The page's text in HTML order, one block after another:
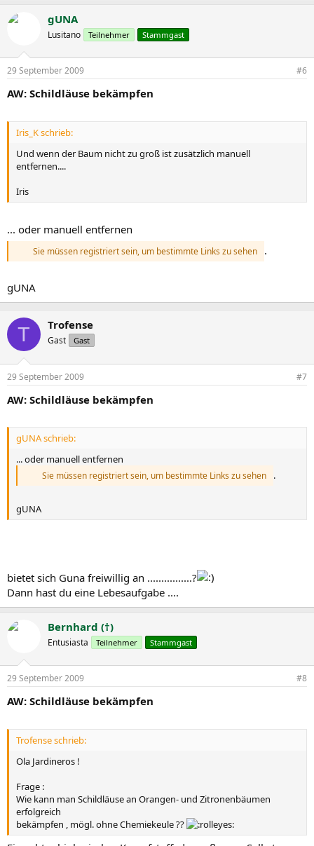
gUNA
Lusitano Teilnehmer Stammgast
29 September 2009 #6
AW: Schildläuse bekämpfen
Iris_K schrieb:
Und wenn der Baum nicht zu groß ist zusätzlich manuell
entfernen....
Iris
... oder manuell entfernen
Sie müssen registriert sein, um bestimmte Links zu sehen .
gUNA
T Trofense
Gast Gast
29 September 2009 #7
AW: Schildläuse bekämpfen
gUNA schrieb:
... oder manuell entfernen
Sie müssen registriert sein, um bestimmte Links zu sehen .
gUNA
bietet sich Guna freiwillig an ................?
Dann hast du eine Lebesaufgabe ....
Bernhard (†)
Entusiasta Teilnehmer Stammgast
29 September 2009 #8
AW: Schildläuse bekämpfen
Trofense schrieb:
Ola Jardineros !
Frage :
Wie kann man Schildläuse an Orangen- und Zitronenbäumen
erfolgreich
bekämpfen , mögl. ohne Chemiekeule ??